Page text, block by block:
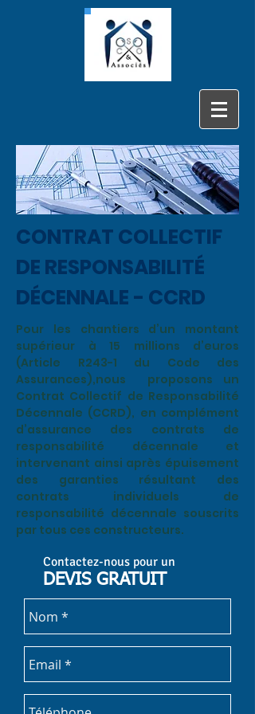
CONTRAT COLLECTIF
DE RESPONSABILITÉ
DÉCENNALE - CCRD
Pour les chantiers d’un montant
supérieur à 15 millions d’euros
(Article R243-1 du Code des
Assurances),nous proposons un
Contrat Collectif de Responsabilité
Décennale (CCRD), en complément
d’assurance des contrats de
responsabilité décennale et
intervenant ainsi après épuisement
des garanties résultant des
contrats individuels de
responsabilité décennale souscrits
par tous ces constructeurs.
Contactez-nous pour un
DEVIS GRATUIT